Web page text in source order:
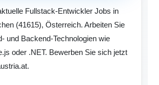
Fullstack-Entwickler Jobs in
(41615), Österreich. Arbeiten Sie
und Backend-Technologien wie
oder .NET. Bewerben Sie sich jetzt